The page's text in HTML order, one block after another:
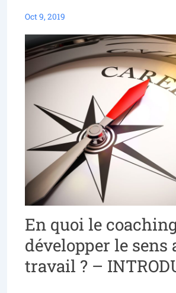
Oct 9, 2019
En quoi le
développer le sens
travail ? –